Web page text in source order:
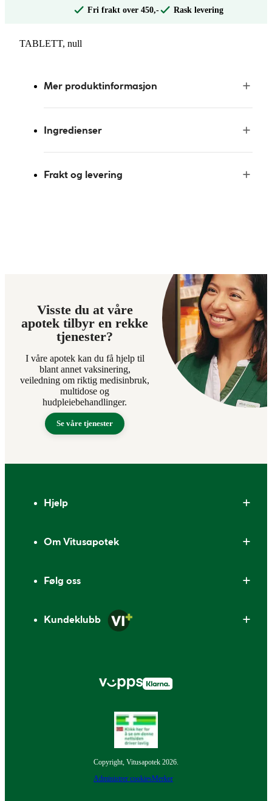
Fri frakt over 450,- Rask levering
TABLETT, null
Mer produktinformasjon
Ingredienser
Frakt og levering
Visste du at våre
apotek tilbyr en rekke
tjenester?
I våre apotek kan du få hjelp til
blant annet vaksinering,
veiledning om riktig medisinbruk,
multidose og
hudpleiebehandlinger.
Se våre tjenester
Hjelp
Om Vitusapotek
Følg oss
Kundeklubb
Copyright, Vitusapotek 2026.
Administrer cookiesMerker